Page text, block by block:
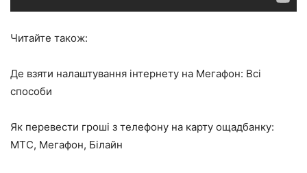
Читайте також:
Де взяти налаштування інтернету на Мегафон: Всі
способи
Як перевести гроші з телефону на карту ощадбанку:
МТС, Мегафон, Білайн